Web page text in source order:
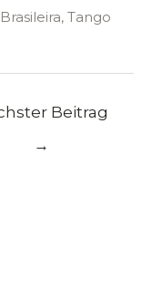
Tango
Beitrag
→